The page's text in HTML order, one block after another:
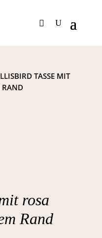
TASSE MIT
RAND
rosa
Rand